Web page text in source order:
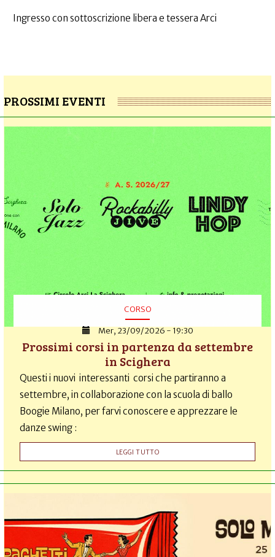
Ingresso con sottoscrizione libera e tessera Arci
PROSSIMI EVENTI
CORSO
Mer, 23/09/2026 - 19:30
Prossimi corsi in partenza da settembre
in Scighera
Questi i nuovi interessanti corsi che partiranno a
settembre, in collaborazione con la scuola di ballo
Boogie Milano, per farvi conoscere e apprezzare le
danze swing :
LEGGI TUTTO